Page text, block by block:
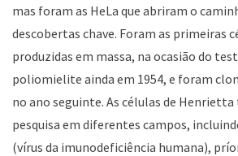
mas foram as HeLa que abriram o
descobertas chave. Foram as primeiras
produzidas em massa, na ocasião do
poliomielite ainda em 1954, e foram
no ano seguinte. As células de
pesquisa em diferentes campos,
(vírus da imunodeficiência humana),